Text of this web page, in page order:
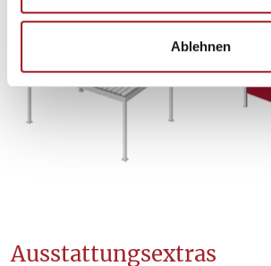
Ablehnen
Ausstattungsextras